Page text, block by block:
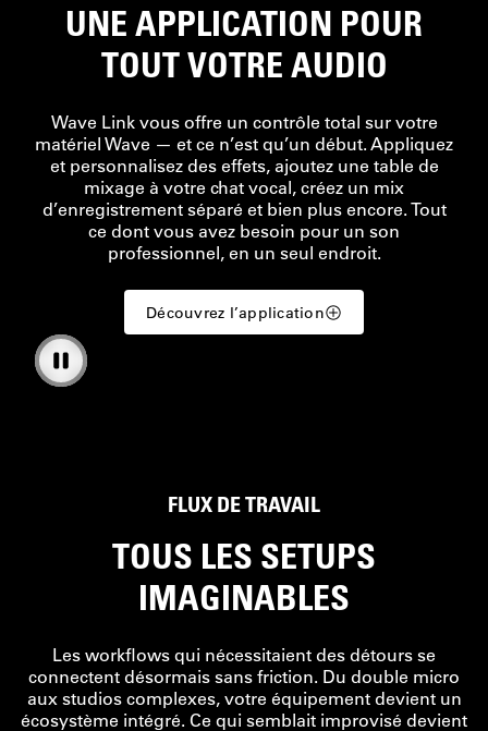
UNE APPLICATION POUR
TOUT VOTRE AUDIO
Wave Link vous offre un contrôle total sur votre
matériel Wave — et ce n’est qu’un début. Appliquez
et personnalisez des effets, ajoutez une table de
mixage à votre chat vocal, créez un mix
d’enregistrement séparé et bien plus encore. Tout
ce dont vous avez besoin pour un son
Découvrez l’application
FLUX DE TRAVAIL
TOUS LES SETUPS
IMAGINABLES
Les workflows qui nécessitaient des détours se
connectent désormais sans friction. Du double micro
aux studios complexes, votre équipement devient un
écosystème intégré. Ce qui semblait improvisé devient